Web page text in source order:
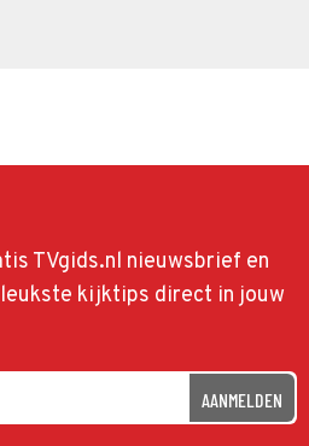
TVgids.nl nieuwsbrief en
kijktips direct in jouw
AANMELDEN